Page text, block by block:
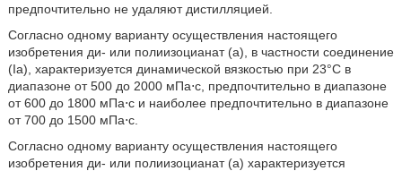
предпочтительно не удаляют дистилляцией.
Согласно одному варианту осуществления настоящего
изобретения ди- или полиизоцианат (a), в частности соединение
(Ia), характеризуется динамической вязкостью при 23°C в
диапазоне от 500 до 2000 мПа⋅с, предпочтительно в диапазоне
от 600 до 1800 мПа⋅с и наиболее предпочтительно в диапазоне
от 700 до 1500 мПа⋅с.
Согласно одному варианту осуществления настоящего
изобретения ди- или полиизоцианат (a) характеризуется